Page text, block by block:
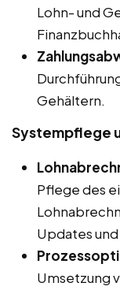
Lohn- und
Gehältern.
Systempflege
Pflege des
Updates
Umsetzung